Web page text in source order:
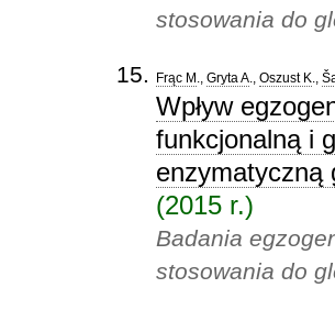
stosowania do
Frąc M ., Gryta A., Oszust K.,
Wpływ
funkcjonalną i
enzymatyczną
(2015 r.)
Badania
stosowania do